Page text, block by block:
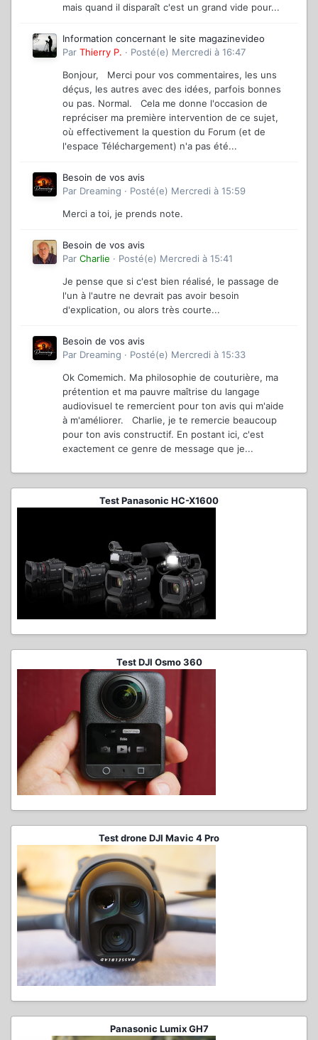
mais quand il disparaît c'est un grand vide pour...
Information concernant le site magazinevideo
Par Thierry P. · Posté(e) Mercredi à 16:47
Bonjour, Merci pour vos commentaires, les uns
déçus, les autres avec des idées, parfois bonnes
ou pas. Normal. Cela me donne l'occasion de
repréciser ma première intervention de ce sujet,
où effectivement la question du Forum (et de
l'espace Téléchargement) n'a pas été...
Besoin de vos avis
Par Dreaming · Posté(e) Mercredi à 15:59
Merci a toi, je prends note.
Besoin de vos avis
Par Charlie · Posté(e) Mercredi à 15:41
Je pense que si c'est bien réalisé, le passage de
l'un à l'autre ne devrait pas avoir besoin
d'explication, ou alors très courte...
Besoin de vos avis
Par Dreaming · Posté(e) Mercredi à 15:33
Ok Comemich. Ma philosophie de couturière, ma
prétention et ma pauvre maîtrise du langage
audiovisuel te remercient pour ton avis qui m'aide
à m'améliorer. Charlie, je te remercie beaucoup
pour ton avis constructif. En postant ici, c'est
exactement ce genre de message que je...
Test Panasonic HC-X1600
Test DJI Osmo 360
Test drone DJI Mavic 4 Pro
Panasonic Lumix GH7